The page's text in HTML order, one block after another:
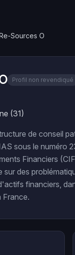
Sources O
Profil non revendiqué
(31)
de conseil
sous le numéro
Financiers
des
financiers,
France.